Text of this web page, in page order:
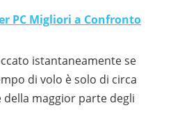
PC Migliori a Confronto
istantaneamente se
di volo è solo di circa
maggior parte degli